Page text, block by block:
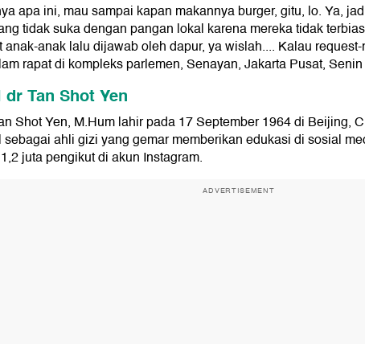
apa ini, mau sampai kapan makannya burger, gitu, lo. Ya,
tidak suka dengan pangan lokal karena mereka tidak
anak-anak lalu dijawab oleh dapur, ya wislah.... Kalau
rapat di kompleks parlemen, Senayan, Jakarta Pusat,
Tan Shot Yen
Shot Yen, M.Hum lahir pada 17 September 1964 di Beijing,
ahli gizi yang gemar memberikan edukasi di sosial
juta pengikut di akun Instagram.
ADVERTISEMENT